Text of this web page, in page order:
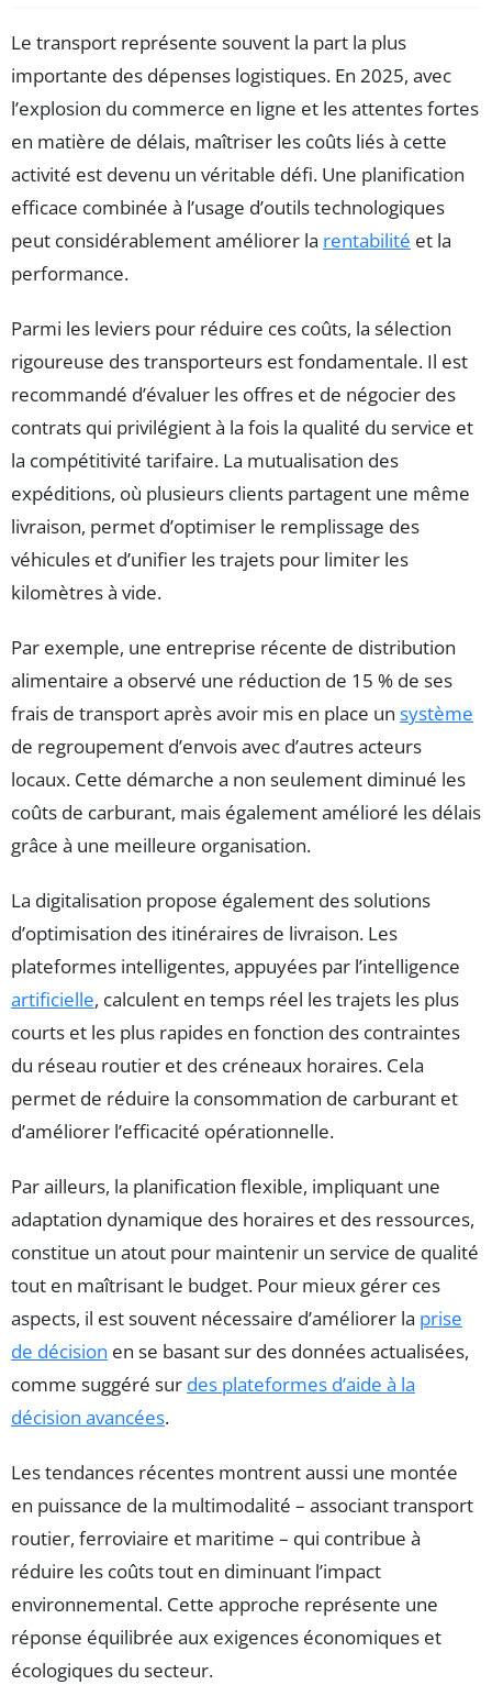
Le transport représente souvent la part la plus
importante des dépenses logistiques. En 2025, avec
l’explosion du commerce en ligne et les attentes fortes
en matière de délais, maîtriser les coûts liés à cette
activité est devenu un véritable défi. Une planification
efficace combinée à l’usage d’outils technologiques
peut considérablement améliorer la rentabilité et la
performance.
Parmi les leviers pour réduire ces coûts, la sélection
rigoureuse des transporteurs est fondamentale. Il est
recommandé d’évaluer les offres et de négocier des
contrats qui privilégient à la fois la qualité du service et
la compétitivité tarifaire. La mutualisation des
expéditions, où plusieurs clients partagent une même
livraison, permet d’optimiser le remplissage des
véhicules et d’unifier les trajets pour limiter les
kilomètres à vide.
Par exemple, une entreprise récente de distribution
alimentaire a observé une réduction de 15 % de ses
frais de transport après avoir mis en place un système
de regroupement d’envois avec d’autres acteurs
locaux. Cette démarche a non seulement diminué les
coûts de carburant, mais également amélioré les délais
grâce à une meilleure organisation.
La digitalisation propose également des solutions
d’optimisation des itinéraires de livraison. Les
plateformes intelligentes, appuyées par l’intelligence
artificielle, calculent en temps réel les trajets les plus
courts et les plus rapides en fonction des contraintes
du réseau routier et des créneaux horaires. Cela
permet de réduire la consommation de carburant et
d’améliorer l’efficacité opérationnelle.
Par ailleurs, la planification flexible, impliquant une
adaptation dynamique des horaires et des ressources,
constitue un atout pour maintenir un service de qualité
tout en maîtrisant le budget. Pour mieux gérer ces
aspects, il est souvent nécessaire d’améliorer la prise
de décision en se basant sur des données actualisées,
comme suggéré sur des plateformes d’aide à la
décision avancées.
Les tendances récentes montrent aussi une montée
en puissance de la multimodalité – associant transport
routier, ferroviaire et maritime – qui contribue à
réduire les coûts tout en diminuant l’impact
environnemental. Cette approche représente une
réponse équilibrée aux exigences économiques et
écologiques du secteur.